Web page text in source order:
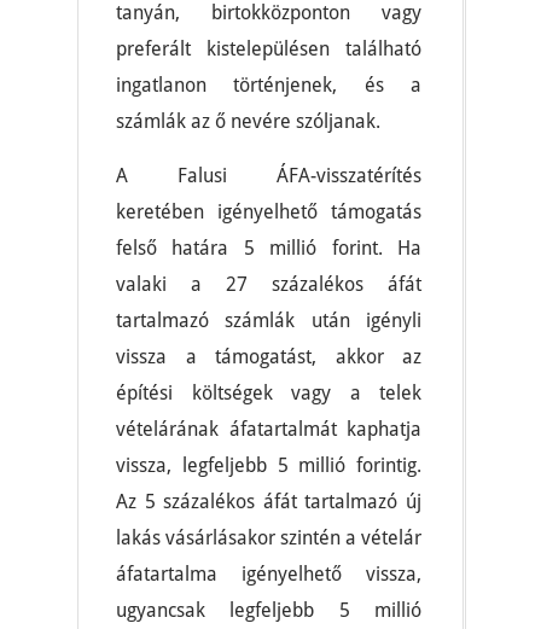
tanyán, birtokközponton vagy
preferált kistelepülésen található
ingatlanon történjenek, és a
számlák az ő nevére szóljanak.
A Falusi ÁFA-visszatérítés
keretében igényelhető támogatás
felső határa 5 millió forint. Ha
valaki a 27 százalékos áfát
tartalmazó számlák után igényli
vissza a támogatást, akkor az
építési költségek vagy a telek
vételárának áfatartalmát kaphatja
vissza, legfeljebb 5 millió forintig.
Az 5 százalékos áfát tartalmazó új
lakás vásárlásakor szintén a vételár
áfatartalma igényelhető vissza,
ugyancsak legfeljebb 5 millió